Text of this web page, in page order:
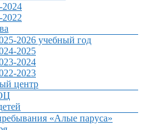
2026 учебный год
2025
2024
2023
центр
«Алые паруса»